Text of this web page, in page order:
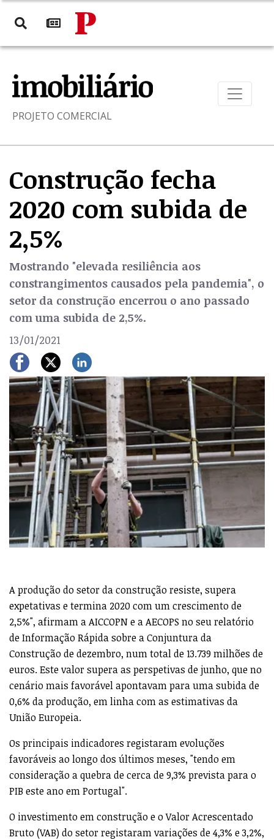
PROJETO COMERCIAL
Construção fecha
2020 com subida de
2,5%
Mostrando "elevada resiliência aos
constrangimentos causados pela pandemia", o
setor da construção encerrou o ano passado
com uma subida de 2,5%.
13/01/2021
A produção do setor da construção resiste, supera
expetativas e termina 2020 com um crescimento de
2,5%", afirmam a AICCOPN e a AECOPS no seu relatório
de Informação Rápida sobre a Conjuntura da
Construção de dezembro, num total de 13.739 milhões de
euros. Este valor supera as perspetivas de junho, que no
cenário mais favorável apontavam para uma subida de
0,6% da produção, em linha com as estimativas da
União Europeia.
Os principais indicadores registaram evoluções
favoráveis ao longo dos últimos meses, "tendo em
consideração a quebra de cerca de 9,3% prevista para o
PIB este ano em Portugal".
O investimento em construção e o Valor Acrescentado
Bruto (VAB) do setor registaram variações de 4,3% e 3,2%,